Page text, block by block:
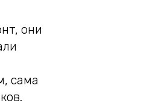
они
сама